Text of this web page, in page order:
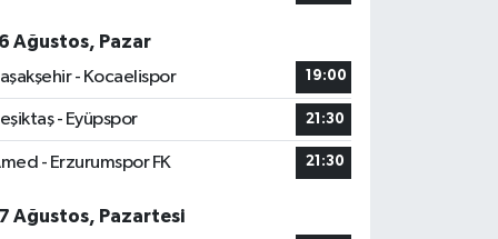
Ağustos, Pazar
- Kocaelispor
19:00
- Eyüpspor 21:30
- Erzurumspor FK 21:30
Ağustos, Pazartesi